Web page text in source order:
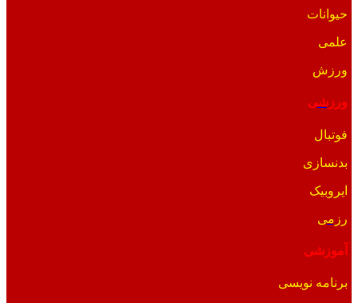
حیوانات
علمی
ورزش
ورزشی
فوتبال
بدنسازی
ایروبیک
رزمی
آموزشی
برنامه نویسی